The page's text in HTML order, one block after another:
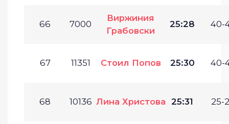
66 7000
Виржиния
Грабовски
25:28 40-
67 11351 Стоил Попов 25:30 40-
68 10136 Лина Христова 25:31 25-